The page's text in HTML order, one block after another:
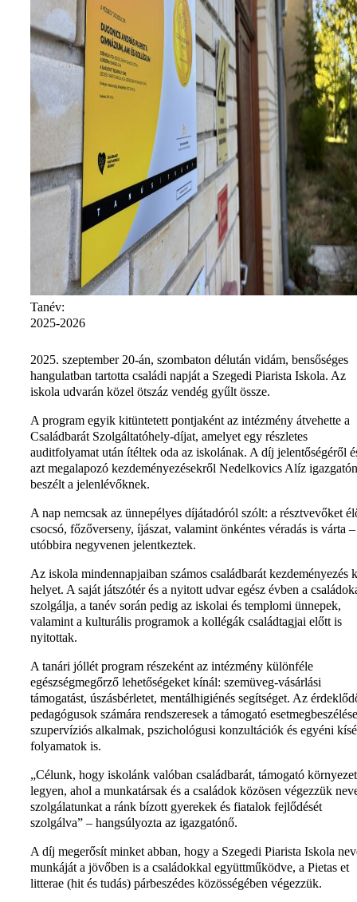
Tanév:
2025-2026
2025. szeptember 20-án, szombaton délután vidám, bensőséges
hangulatban tartotta családi napját a Szegedi Piarista Iskola. Az
iskola udvarán közel ötszáz vendég gyűlt össze.
A program egyik kitüntetett pontjaként az intézmény átvehette a
Családbarát Szolgáltatóhely-díjat, amelyet egy részletes
auditfolyamat után ítéltek oda az iskolának. A díj jelentőségéről
azt megalapozó kezdeményezésekről Nedelkovics Alíz
beszélt a jelenlévőknek.
A nap nemcsak az ünnepélyes díjátadóról szólt: a résztvevőket
csocsó, főzőverseny, íjászat, valamint önkéntes véradás is várta
utóbbira negyvenen jelentkeztek.
Az iskola mindennapjaiban számos családbarát kezdeményezés
helyet. A saját játszótér és a nyitott udvar egész évben a
szolgálja, a tanév során pedig az iskolai és templomi ünnepek,
valamint a kulturális programok a kollégák családtagjai előtt is
nyitottak.
A tanári jóllét program részeként az intézmény különféle
egészségmegőrző lehetőségeket kínál: szemüveg-vásárlási
támogatást, úszásbérletet, mentálhigiénés segítséget. Az
pedagógusok számára rendszeresek a támogató
szupervíziós alkalmak, pszichológusi konzultációk és egyéni
folyamatok is.
„Célunk, hogy iskolánk valóban családbarát, támogató környezet
legyen, ahol a munkatársak és a családok közösen végezzük
szolgálatunkat a ránk bízott gyerekek és fiatalok fejlődését
szolgálva” – hangsúlyozta az igazgatónő.
A díj megerősít minket abban, hogy a Szegedi Piarista Iskola
munkáját a jövőben is a családokkal együttműködve, a Pietas et
litterae (hit és tudás) párbeszédes közösségében végezzük.